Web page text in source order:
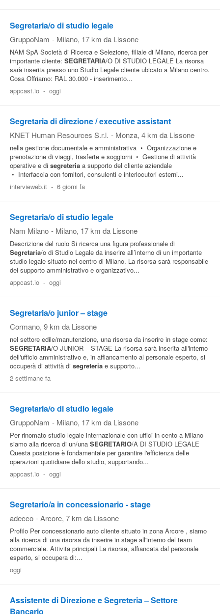
Segretaria/o di studio legale
GruppoNam - Milano, 17 km da Lissone
NAM SpA Società di Ricerca e Selezione, filiale di Milano, ricerca per
importante cliente: SEGRETARIA/O DI STUDIO LEGALE La risorsa
sarà inserita presso uno Studio Legale cliente ubicato a Milano centro.
Cosa Offriamo: RAL 30.000 - inserimento...
appcast.io - oggi
Segretaria di direzione / executive assistant
KNET Human Resources S.r.l. - Monza, 4 km da Lissone
nella gestione documentale e amministrativa • Organizzazione e
prenotazione di viaggi, trasferte e soggiorni • Gestione di attività
operative e di segreteria a supporto del cliente aziendale
• Interfaccia con fornitori, consulenti e interlocutori esterni...
intervieweb.it - 6 giorni fa
Segretaria/o di studio legale
Nam Milano - Milano, 17 km da Lissone
Descrizione del ruolo Si ricerca una figura professionale di
Segretaria/o di Studio Legale da inserire all’interno di un importante
studio legale situato nel centro di Milano. La risorsa sarà responsabile
del supporto amministrativo e organizzativo...
appcast.io - oggi
Segretaria/o junior – stage
Cormano, 9 km da Lissone
nel settore edile/manutenzione, una risorsa da inserire in stage come:
SEGRETARIA/O JUNIOR – STAGE La risorsa sarà inserita all'interno
dell'ufficio amministrativo e, in affiancamento al personale esperto, si
occuperà di attività di segreteria e supporto...
2 settimane fa
Segretaria/o di studio legale
GruppoNam - Milano, 17 km da Lissone
Per rinomato studio legale internazionale con uffici in cento a Milano
siamo alla ricerca di un/una SEGRETARIO/A DI STUDIO LEGALE
Questa posizione è fondamentale per garantire l'efficienza delle
operazioni quotidiane dello studio, supportando...
appcast.io - oggi
Segretario/a in concessionario - stage
adecco - Arcore, 7 km da Lissone
Profilo Per concessionario auto cliente situato in zona Arcore , siamo
alla ricerca di una risorsa da inserire in stage all'interno del team
commerciale. Attivita principali La risorsa, affiancata dal personale
esperto, si occupera di:...
oggi
Assistente di Direzione e Segreteria – Settore
Bancario